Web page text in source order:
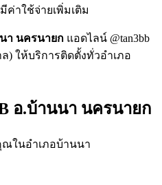
ค่าใช้จ่ายเพิ่มเติม
า นครนายก แอดไลน์ @tan3bb
) ให้บริการติดตั้งทั่วอำเภอ
อ.บ้านนา นครนายก
ณในอำเภอบ้านนา